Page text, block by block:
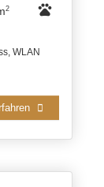
2 pets
WLAN